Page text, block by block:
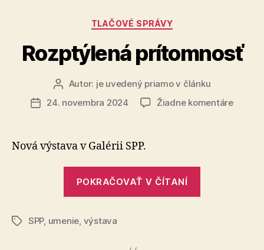
Kategórie
TLAČOVÉ SPRÁVY
Rozptýlená prítomnosť
AutorAutor: je uvedený priamo v článku
Dátum
24. novembra 2024 Žiadne komentárena
Nová výstava v Galérii SPP.
POKRAČOVAŤ V ČÍTANÍ
Značky
SPP, umenie, výstava